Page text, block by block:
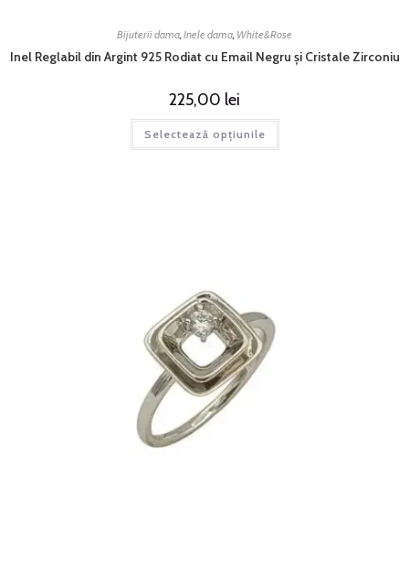
Bijuterii dama Inele dama White&Rose
Inel Reglabil din Argint 925 Rodiat cu Email Negru și Cristale Zirconiu
225,00 lei
Selectează opțiunile